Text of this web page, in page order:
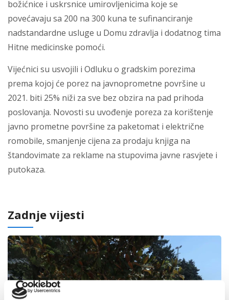
božićnice i uskrsnice umirovljenicima koje se
povećavaju sa 200 na 300 kuna te sufinanciranje
nadstandardne usluge u Domu zdravlja i dodatnog tima
Hitne medicinske pomoći.
Vijećnici su usvojili i Odluku o gradskim porezima
prema kojoj će porez na javnoprometne površine u
2021. biti 25% niži za sve bez obzira na pad prihoda
poslovanja. Novosti su uvođenje poreza za korištenje
javno prometne površine za paketomat i električne
romobile, smanjenje cijena za prodaju knjiga na
štandovimate za reklame na stupovima javne rasvjete i
putokaza.
Zadnje vijesti